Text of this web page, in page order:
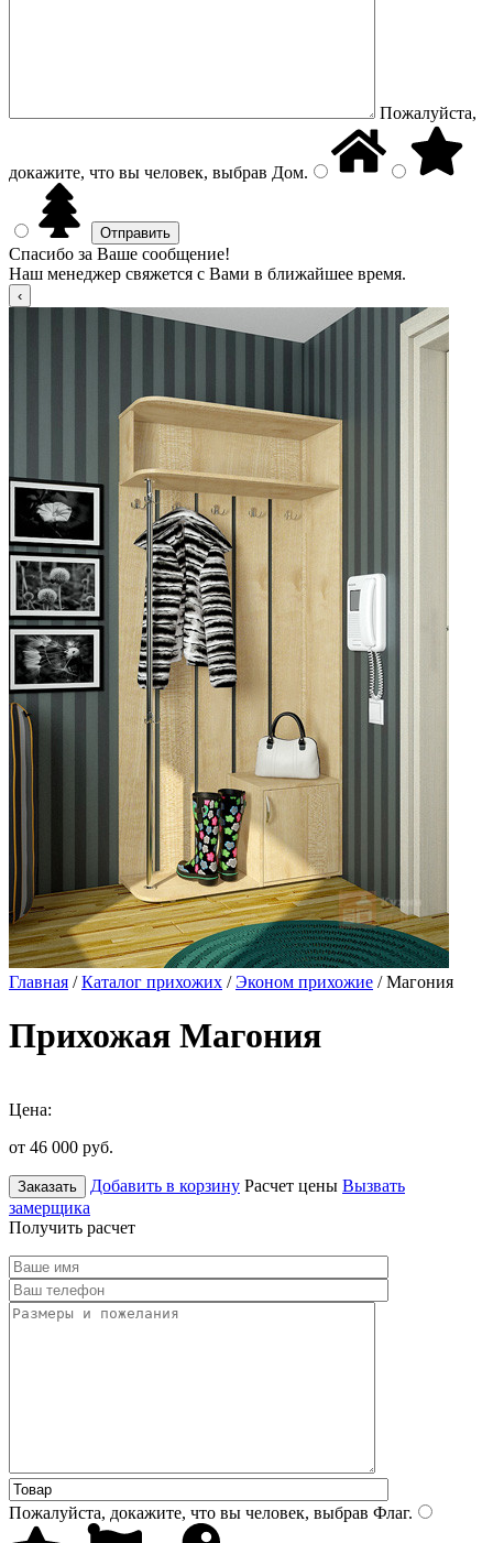
Пожалуйста,
докажите, что вы человек, выбрав Дом.
Спасибо за Ваше сообщение!
Наш менеджер свяжется с Вами в ближайшее время.
Главная /Каталог прихожих /Эконом прихожие / Магония
Прихожая Магония
Цена:
от 46 000 руб.
Заказать Добавить в корзину Расчет цены Вызвать
замерщика
Получить расчет
Пожалуйста, докажите, что вы человек, выбрав Флаг.